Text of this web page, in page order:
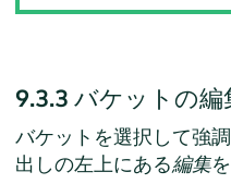
9.3.3 バケットの編
バケットを選択して強
出しの左上にある編集